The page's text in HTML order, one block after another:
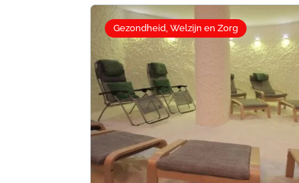
Gezondheid, Welzijn en Zorg